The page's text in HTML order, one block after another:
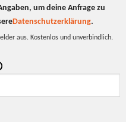
um deine Anfrage zu
Datenschutzerklärung.
aus. Kostenlos und unverbindlich.